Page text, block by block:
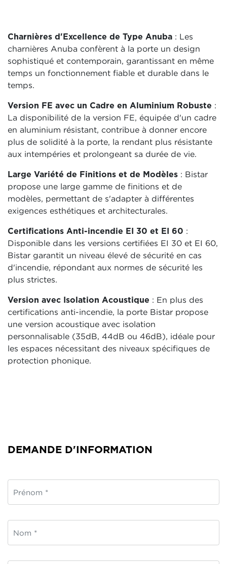
Charnières d'Excellence de Type Anuba : Les
charnières Anuba confèrent à la porte un design
sophistiqué et contemporain, garantissant en même
temps un fonctionnement fiable et durable dans le
temps.
Version FE avec un Cadre en Aluminium Robuste :
La disponibilité de la version FE, équipée d'un cadre
en aluminium résistant, contribue à donner encore
plus de solidité à la porte, la rendant plus résistante
aux intempéries et prolongeant sa durée de vie.
Large Variété de Finitions et de Modèles : Bistar
propose une large gamme de finitions et de
modèles, permettant de s'adapter à différentes
exigences esthétiques et architecturales.
Certifications Anti-incendie EI 30 et EI 60 :
Disponible dans les versions certifiées EI 30 et EI 60,
Bistar garantit un niveau élevé de sécurité en cas
d'incendie, répondant aux normes de sécurité les
plus strictes.
Version avec Isolation Acoustique : En plus des
certifications anti-incendie, la porte Bistar propose
une version acoustique avec isolation
personnalisable (35dB, 44dB ou 46dB), idéale pour
les espaces nécessitant des niveaux spécifiques de
protection phonique.
DEMANDE D'INFORMATION